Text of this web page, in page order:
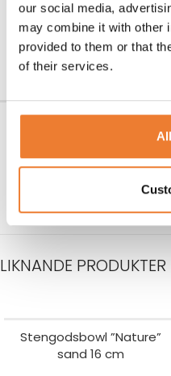
our social media,
may combine it with other
provided to them or that
of their services.
Art nr. 8501
5kr
LÄGG TILL I VARUKORG
Glasassiett 13,5 cm
4kr
LIKNANDE PRODUKTER
Stengodsbowl ”Nature”
sand 16 cm